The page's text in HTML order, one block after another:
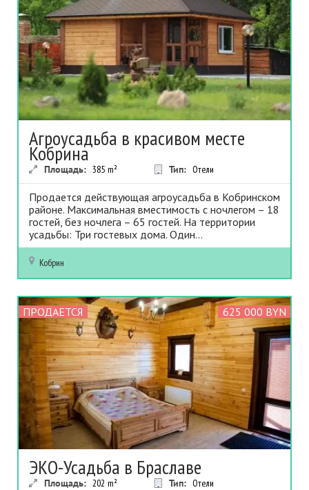
Агроусадьба в красивом месте
Кобрина
Площадь: 385 m² Тип: Отели
Продается действующая агроусадьба в Кобринском
районе. Максимальная вместимость с ночлегом – 18
гостей, без ночлега – 65 гостей. На территории
усадьбы: Три гостевых дома. Один...
Кобрин
ПРОДАЕТСЯ 625 000 BYN
ЭКО-Усадьба в Браславе
Площадь: 202 m² Тип: Отели